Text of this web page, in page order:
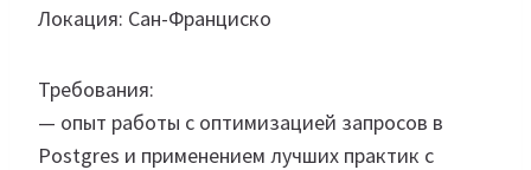
Локация: Сан-Франциско
Требования:
— опыт работы с оптимизацией запросов в
Postgres и применением лучших практик с